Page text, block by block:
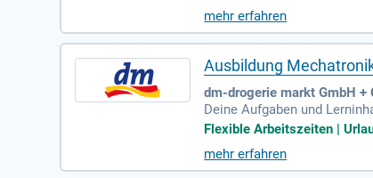
mehr erfahren
Ausbildung
dm-drogerie markt GmbH +
Deine Aufgaben und
est Dir Wissen über den
Flexible Arbeitszeiten |
mehr erfahren